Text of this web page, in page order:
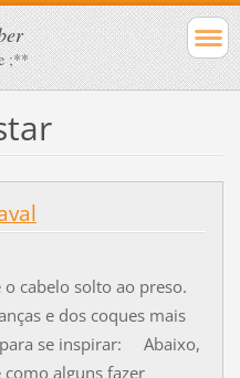
;**
cabelo solto ao preso.
e dos coques mais
para se inspirar: Abaixo,
alguns fazer